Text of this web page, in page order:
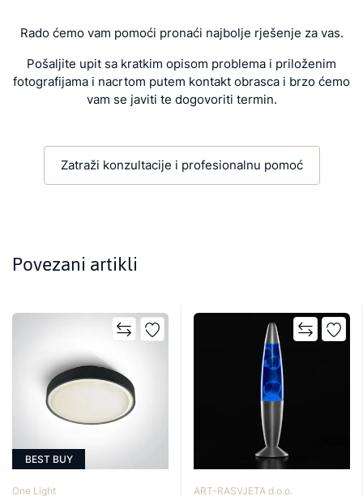
Rado ćemo vam pomoći pronaći najbolje rješenje za vas.
Pošaljite upit sa kratkim opisom problema i priloženim
fotografijama i nacrtom putem kontakt obrasca i brzo ćemo
vam se javiti te dogovoriti termin.
Zatraži konzultacije i profesionalnu pomoć
Povezani artikli
BEST BUY
One Light ART-RASVJETA d.o.o.